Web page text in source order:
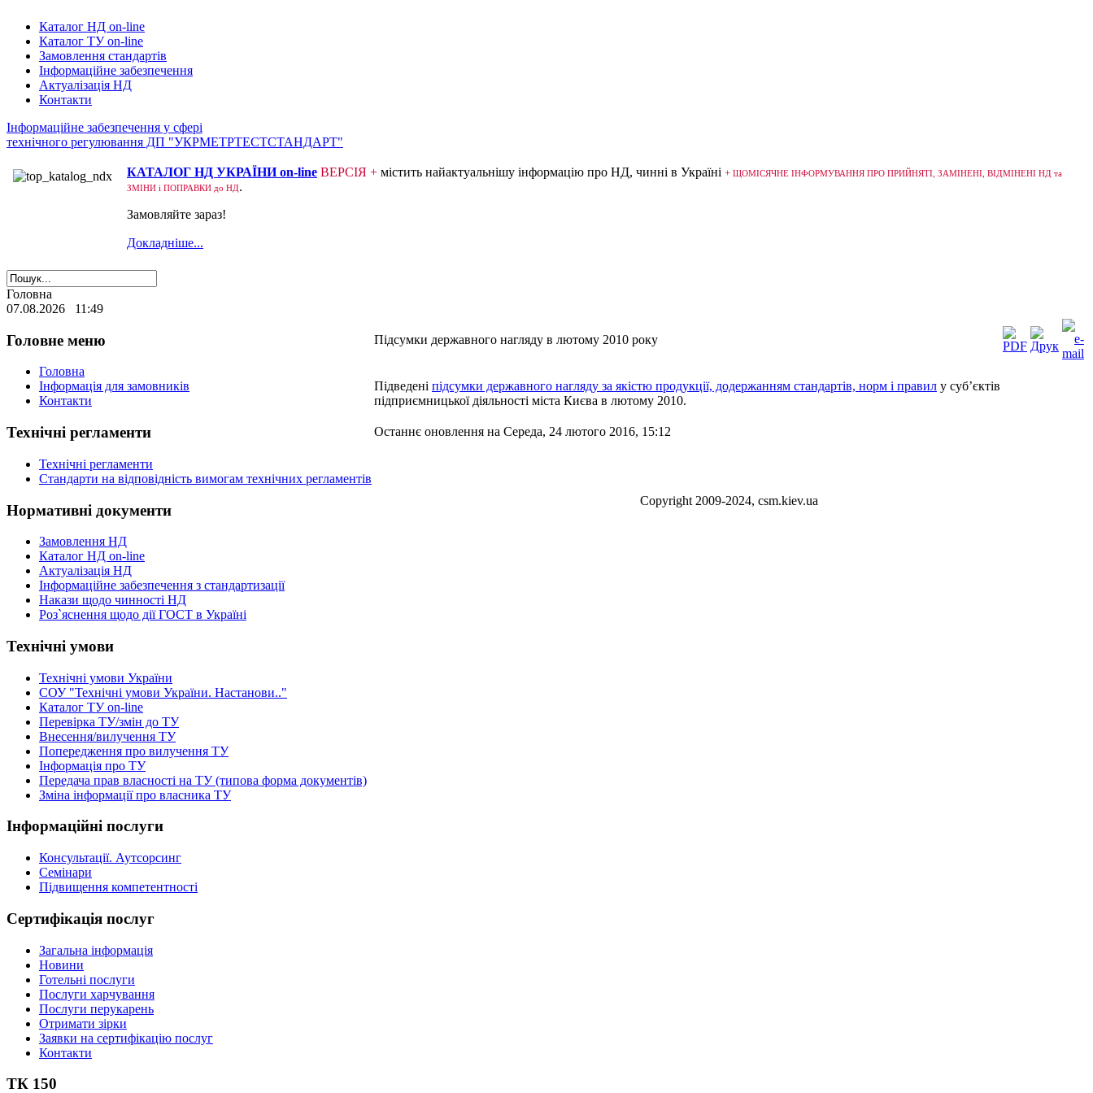
Каталог НД on-line
Каталог ТУ on-line
Замовлення стандартів
Інформаційне забезпечення
Актуалізація НД
Контакти
Інформаційне забезпечення у сфері
технічного регулювання ДП "УКРМЕТРТЕСТСТАНДАРТ"
КАТАЛОГ НД УКРАЇНИ on-line ВЕРСІЯ + містить найактуальнішу інформацію про НД, чинні в Україні + ЩОМІСЯЧНЕ ІНФОРМУВАННЯ ПРО ПРИЙНЯТІ, ЗАМІНЕНІ, ВІДМІНЕНІ НД та
ЗМІНИ і ПОПРАВКИ до НД.
Замовляйте зараз!
Докладніше...
Головна
07.08.2026 11:49
Головне меню
Головна
Інформація для замовників
Контакти
Технічні регламенти
Технічні регламенти
Стандарти на відповідність вимогам технічних регламентів
Нормативні документи
Замовлення НД
Каталог НД on-line
Актуалізація НД
Інформаційне забезпечення з стандартизації
Накази щодо чинності НД
Роз`яснення щодо дії ГОСТ в Україні
Технічні умови
Технічні умови України
СОУ "Технічні умови України. Настанови.."
Каталог ТУ on-line
Перевірка ТУ/змін до ТУ
Внесення/вилучення ТУ
Попередження про вилучення ТУ
Інформація про ТУ
Передача прав власності на ТУ (типова форма документів)
Зміна інформації про власника ТУ
Інформаційні послуги
Консультації. Аутсорсинг
Семінари
Підвищення компетентності
Сертифікація послуг
Загальна інформація
Новини
Готельні послуги
Послуги харчування
Послуги перукарень
Отримати зірки
Заявки на сертифікацію послуг
Контакти
ТК 150
Підсумки державного нагляду в лютому 2010 року
Підведені підсумки державного нагляду за якістю продукції, додержанням стандартів, норм і правил у суб’єктів
підприємницької діяльності міста Києва в лютому 2010.
Останнє оновлення на Середа, 24 лютого 2016, 15:12
Сopyright 2009-2024, csm.kiev.ua